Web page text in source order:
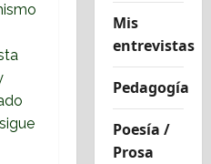
Mis
entrevistas
Pedagogía
Poesía /
Prosa